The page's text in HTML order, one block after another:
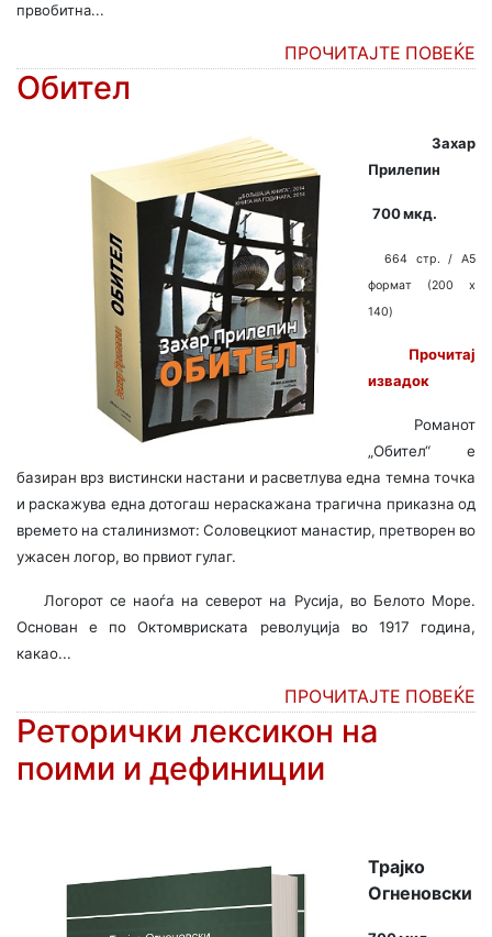
првобитна...
ПРОЧИТАЈТЕ ПОВЕЌЕ
Обител
Захар
Прилепин
700 мкд.
664 стр. / A5
формат (200 x
140)
Прочитај
извадок
Романот
„Обител“ е
базиран врз вистински настани и расветлува една темна точка
и раскажува една дотогаш нераскажана трагична приказна од
времето на сталинизмот: Соловецкиот манастир, претворен во
ужасен логор, во првиот гулаг.
Логорот се наоѓа на северот на Русија, во Белото Море.
Основан е по Октомвриската револуција во 1917 година,
какао...
ПРОЧИТАЈТЕ ПОВЕЌЕ
Реторички лексикон на
поими и дефиниции
Трајко
Огненовски